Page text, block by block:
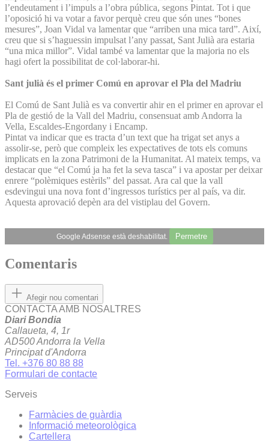
l’endeutament i l’impuls a l’obra pública, segons Pintat. Tot i que
l’oposició hi va votar a favor perquè creu que són unes “bones
mesures”, Joan Vidal va lamentar que “arriben una mica tard”. Així,
creu que si s’haguessin impulsat l’any passat, Sant Julià ara estaria
“una mica millor”. Vidal també va lamentar que la majoria no els
hagi ofert la possibilitat de col·laborar-hi.
Sant julià és el primer Comú en aprovar el Pla del Madriu
El Comú de Sant Julià es va convertir ahir en el primer en aprovar el
Pla de gestió de la Vall del Madriu, consensuat amb Andorra la
Vella, Escaldes-Engordany i Encamp.
Pintat va indicar que es tracta d’un text que ha trigat set anys a
assolir-se, però que compleix les expectatives de tots els comuns
implicats en la zona Patrimoni de la Humanitat. Al mateix temps, va
destacar que “el Comú ja ha fet la seva tasca” i va apostar per deixar
enrere “polèmiques estèrils” del passat. Ara cal que la vall
esdevingui una nova font d’ingressos turístics per al país, va dir.
Aquesta aprovació depèn ara del vistiplau del Govern.
Google Adsense està deshabilitat. Permetre
Comentaris
Afegir nou comentari
CONTACTA AMB NOSALTRES
Diari Bondia
Callaueta, 4, 1r
AD500 Andorra la Vella
Principat d'Andorra
Tel. +376 80 88 88
Formulari de contacte
Serveis
Farmàcies de guàrdia
Informació meteorològica
Cartellera